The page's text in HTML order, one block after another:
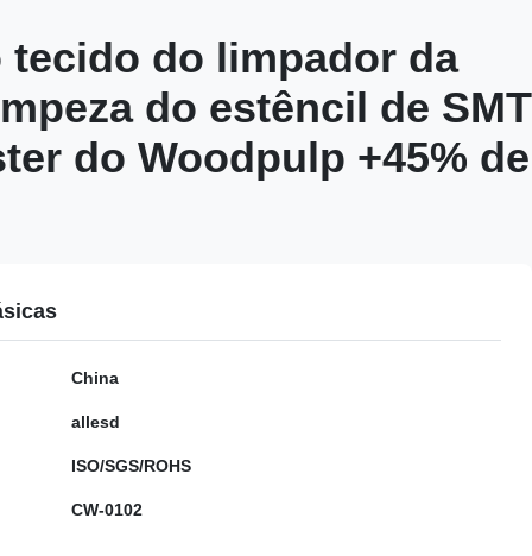
tecido do limpador da
do estêncil de SMT
do Woodpulp +45% de
China
allesd
ISO/SGS/ROHS
CW-0102